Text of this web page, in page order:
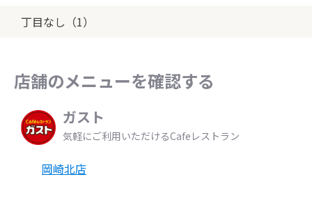
丁目なし（1）
店舗のメニューを確認する
ガスト
気軽にご利用いただけるCafeレストラン
岡崎北店